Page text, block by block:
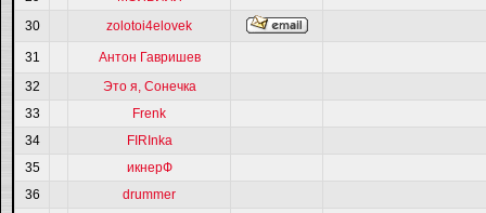
30
zolotoi4elovek
31
Антон Гавришев
32
Это я, Сонечка
33
Frenk
34
FIRInka
35
икнерФ
36
drummer